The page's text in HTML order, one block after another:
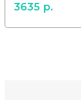
3635 р.